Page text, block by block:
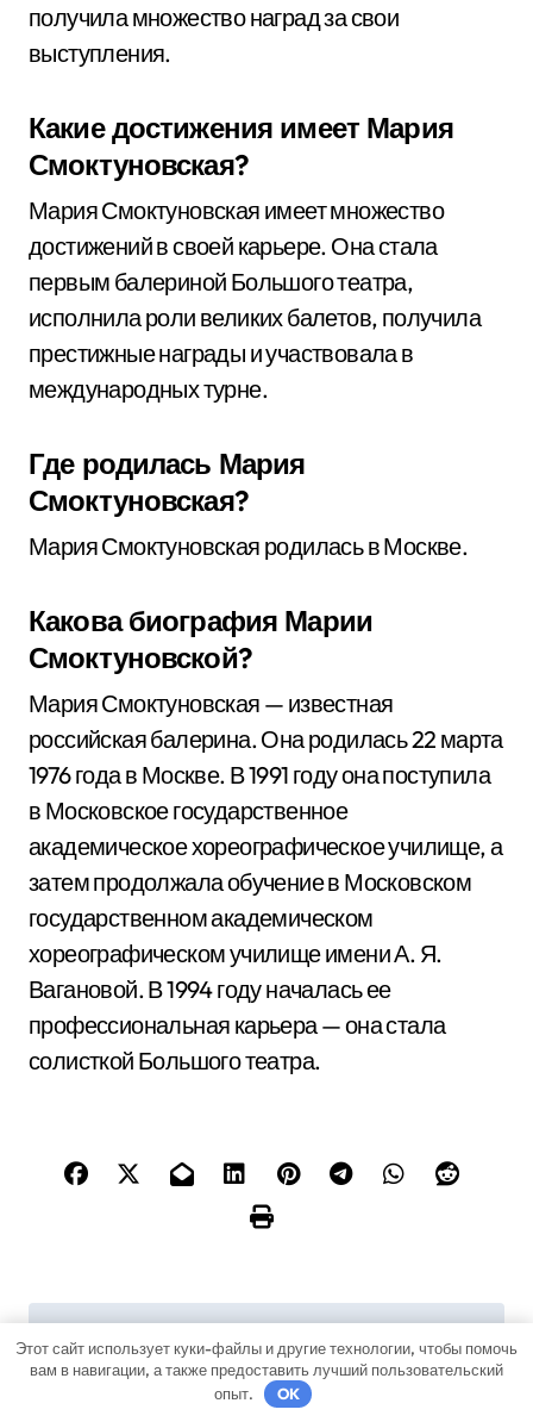
получила множество наград за свои
выступления.
Какие достижения имеет Мария
Смоктуновская?
Мария Смоктуновская имеет множество
достижений в своей карьере. Она стала
первым балериной Большого театра,
исполнила роли великих балетов, получила
престижные награды и участвовала в
международных турне.
Где родилась Мария
Смоктуновская?
Мария Смоктуновская родилась в Москве.
Какова биография Марии
Смоктуновской?
Мария Смоктуновская — известная
российская балерина. Она родилась 22 марта
1976 года в Москве. В 1991 году она поступила
в Московское государственное
академическое хореографическое училище, а
затем продолжала обучение в Московском
государственном академическом
хореографическом училище имени А. Я.
Вагановой. В 1994 году началась ее
профессиональная карьера — она стала
солисткой Большого театра.
Н
а
биография,
творчество и личная
— его карьера,
впечатляющие
Этот сайт использует куки-файлы и другие технологии, чтобы помочь
вам в навигации, а также предоставить лучший пользовательский
опыт.
OK